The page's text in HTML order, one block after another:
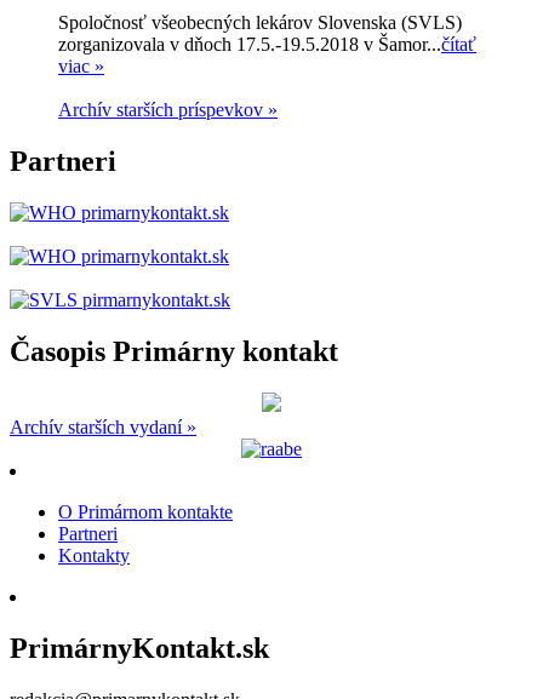
Spoločnosť všeobecných lekárov Slovenska (SVLS)
zorganizovala v dňoch 17.5.-19.5.2018 v Šamor...čítať
viac »
Archív starších príspevkov »
Partneri
Časopis Primárny kontakt
Archív starších vydaní »
O Primárnom kontakte
Partneri
Kontakty
PrimárnyKontakt.sk